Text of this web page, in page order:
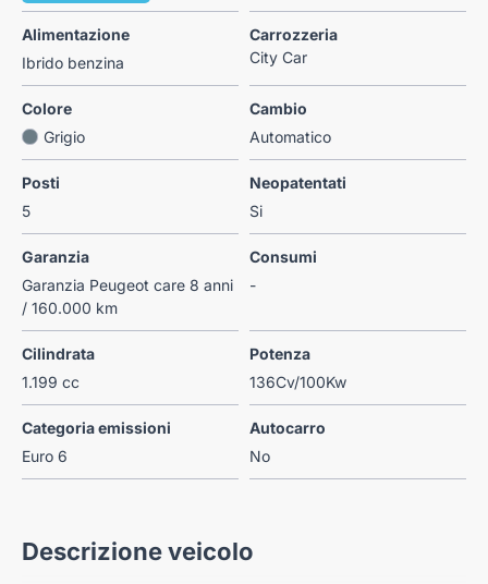
Alimentazione
Ibrido benzina
Carrozzeria
City Car
Colore
Grigio
Cambio
Automatico
Posti
5
Neopatentati
Si
Garanzia
Garanzia Peugeot care 8 anni
/ 160.000 km
Consumi
-
Cilindrata
1.199 cc
Potenza
136Cv/100Kw
Categoria emissioni
Euro 6
Autocarro
No
Descrizione veicolo